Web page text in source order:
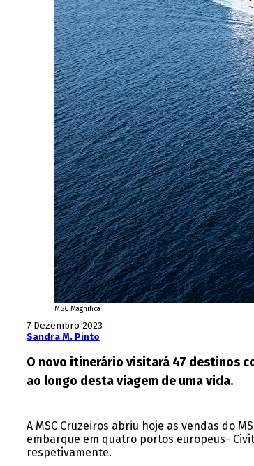
MSC Magnifica
7 Dezembro 2023
Sandra M. Pinto
O novo itinerário visitará 47 destinos
ao longo desta viagem de uma vida.
A MSC Cruzeiros abriu hoje as vendas do
embarque em quatro portos europeus-
respetivamente.